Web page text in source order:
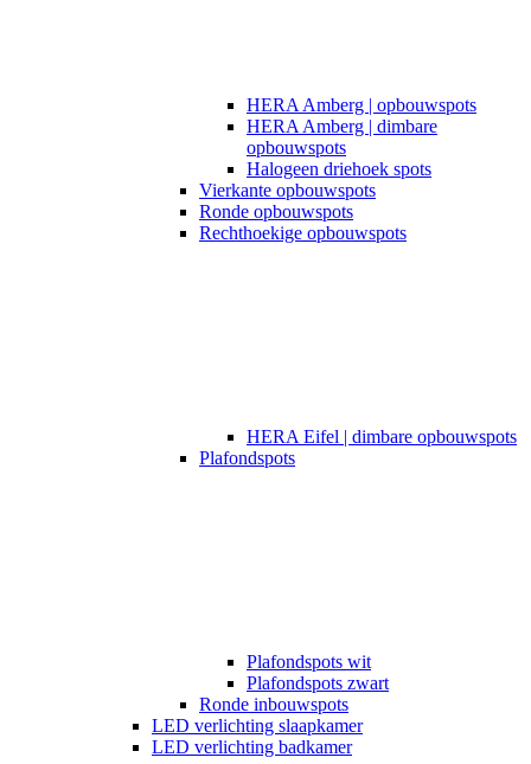
HERA Amberg | opbouwspots
HERA Amberg | dimbare
opbouwspots
Halogeen driehoek spots
Vierkante opbouwspots
Ronde opbouwspots
Rechthoekige opbouwspots
HERA Eifel | dimbare opbouwspots
Plafondspots
Plafondspots wit
Plafondspots zwart
Ronde inbouwspots
LED verlichting slaapkamer
LED verlichting badkamer